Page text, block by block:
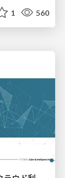
1 560